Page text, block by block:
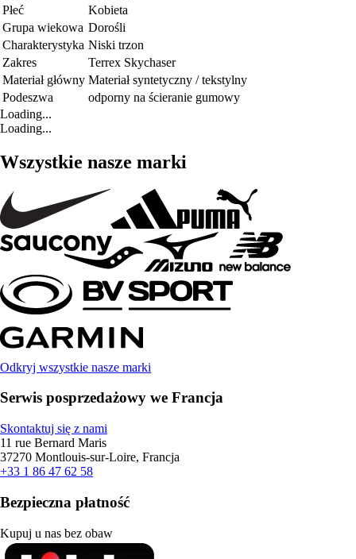
Płeć
Kobieta
Grupa wiekowa Dorośli
Charakterystyka Niski trzon
Zakres
Terrex Skychaser
Materiał główny Materiał syntetyczny / tekstylny
Podeszwa
odporny na ścieranie gumowy
Loading...
Loading...
Wszystkie nasze marki
Odkryj wszystkie nasze marki
Serwis posprzedażowy we Francja
Skontaktuj się z nami
11 rue Bernard Maris
37270 Montlouis-sur-Loire, Francja
+33 1 86 47 62 58
Bezpieczna płatność
Kupuj u nas bez obaw